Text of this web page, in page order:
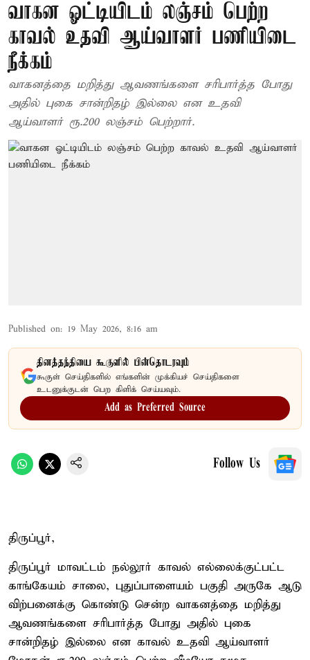
வாகன ஓட்டியிடம் லஞ்சம் பெற்ற
காவல் உதவி ஆய்வாளர் பணியிடை
நீக்கம்
வாகனத்தை மறித்து ஆவணங்களை சரிபார்த்த போது
அதில் புகை சான்றிதழ் இல்லை என உதவி
ஆய்வாளர் ரூ.200 லஞ்சம் பெற்றார்.
Published on: 19 May 2026, 8:16 am
தினத்தந்தியை கூகுளில் பின்தொடரவும்
கூகுள் செய்திகளில் எங்களின் முக்கியச் செய்திகளை
உடனுக்குடன் பெற கிளிக் செய்யவும்.
Add as Preferred Source
Follow Us
திருப்பூர்,
திருப்பூர் மாவட்டம் நல்லூர் காவல் எல்லைக்குட்பட்ட
காங்கேயம் சாலை, புதுப்பாளையம் பகுதி அருகே ஆடு
விற்பனைக்கு கொண்டு சென்ற வாகனத்தை மறித்து
ஆவணங்களை சரிபார்த்த போது அதில் புகை
சான்றிதழ் இல்லை என காவல் உதவி ஆய்வாளர்